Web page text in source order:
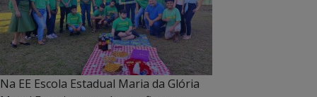
Na EE Escola Estadual Maria da Glória